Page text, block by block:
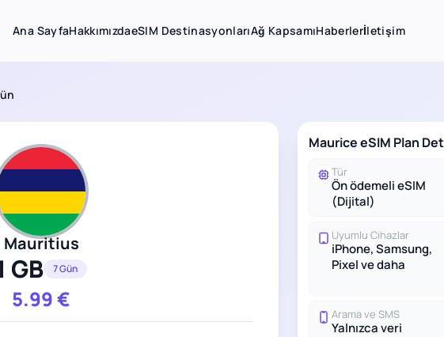
Ana SayfaHakkımızdaeSIM DestinasyonlarıAğ KapsamıHaberlerİletişim
Mauritius
GB 7 Gün
5.99€
Maurice eSIM Plan
Tür
Ön ödemeli eSIM
(Dijital)
Uyumlu Cihazlar
iPhone, Samsung,
Pixel ve daha
Arama ve SMS
Yalnızca veri